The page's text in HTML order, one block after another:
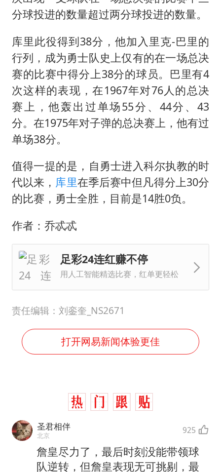
分球投进的数量超过两分球投进的数量。
库里此役得到38分，他加入里克-巴里的
行列，成为勇士队史上仅有的在一场总决
赛的比赛中得分上38分的球员。巴里有4
次这样的表现，在1967年对76人的总决
赛上，他轰出过单场55分、44分、43
分。在1975年对子弹的总决赛上，他有过
单场38分。
值得一提的是，自勇士进入科尔执教的时
代以来， 库里在季后赛中但凡得分上30分
的比赛，勇士全胜，目前是14胜0负。
作者：乔忒忒
足彩24连红赚不停
用人工智能精选比赛，红单更轻松
责任编辑：刘銮奎_NS2671
打开网易新闻体验更佳
圣君相伴
北京 925
詹皇尽力了，最后时刻没能带领球
队逆转，但詹皇表现无可挑剔，最